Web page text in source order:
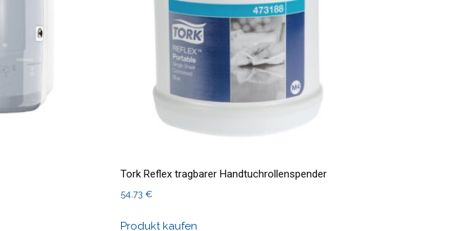
Tork Reflex tragbarer Handtuchrollenspender
54,73 €
Produkt kaufen